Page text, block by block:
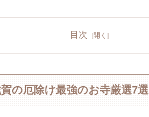
目次
の厄除け最強のお寺厳選7選